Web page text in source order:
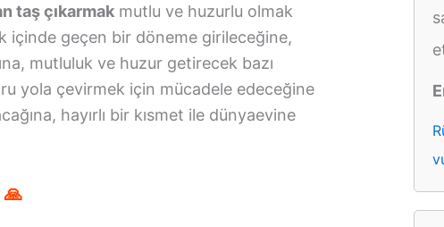
taş çıkarmak mutlu ve huzurlu olmak
içinde geçen bir döneme girileceğine,
mutluluk ve huzur getirecek bazı
yola çevirmek için mücadele edeceğine
hayırlı bir kısmet ile dünyaevine
🙏